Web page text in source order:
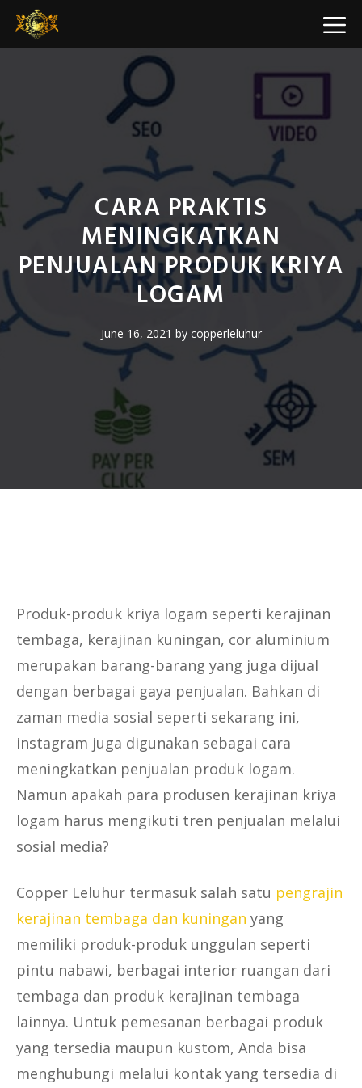
Skip
CARA PRAKTIS
MENINGKATKAN
PENJUALAN PRODUK KRIYA
LOGAM
June 16, 2021 by copperleluhur
Produk-produk kriya logam seperti kerajinan
tembaga, kerajinan kuningan, cor aluminium
merupakan barang-barang yang juga dijual
dengan berbagai gaya penjualan. Bahkan di
zaman media sosial seperti sekarang ini,
instagram juga digunakan sebagai cara
meningkatkan penjualan produk logam.
Namun apakah para produsen kerajinan kriya
logam harus mengikuti tren penjualan melalui
sosial media?
Copper Leluhur termasuk salah satu pengrajin
kerajinan tembaga dan kuningan yang
memiliki produk-produk unggulan seperti
pintu nabawi, berbagai interior ruangan dari
tembaga dan produk kerajinan tembaga
lainnya. Untuk pemesanan berbagai produk
yang tersedia maupun kustom, Anda bisa
menghubungi melalui kontak yang tersedia di